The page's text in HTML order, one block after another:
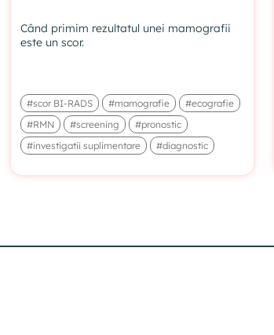
Când primim rezultatul unei mamografii
este un scor.
#scor BI-RADS #mamografie
#ecografie
#RMN
#screening
#pronostic
#investigatii suplimentare
#diagnostic